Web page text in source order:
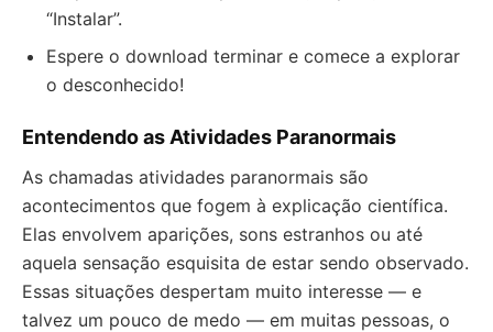
“Instalar”.
Espere o download terminar e comece a explorar
o desconhecido!
Entendendo as Atividades Paranormais
As chamadas atividades paranormais são
acontecimentos que fogem à explicação científica.
Elas envolvem aparições, sons estranhos ou até
aquela sensação esquisita de estar sendo observado.
Essas situações despertam muito interesse — e
talvez um pouco de medo — em muitas pessoas, o